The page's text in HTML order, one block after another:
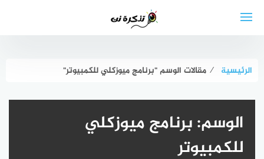
الرئيسية ⁄ مقالات الوسم "برنامج ميوزكلي للكمبيوتر"
الوسم:برنامج ميوزكلي
للكمبيوتر